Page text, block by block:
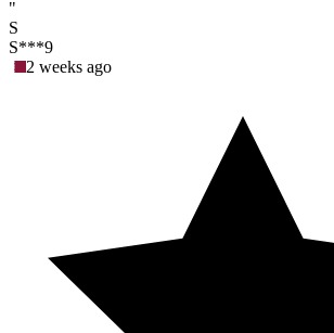
"
S
S***9
2 weeks ago